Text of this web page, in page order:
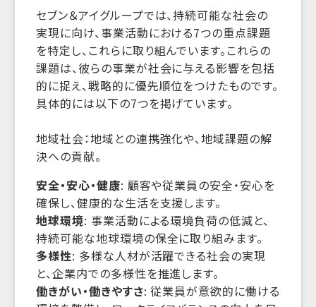
セブン＆アイグループでは、持続可能な社会の
実現に向け、事業活動における7つの重点課題
を特定し、これらに取り組んでいます。これらの
課題は、彼らの事業が社会に与える影響を包括
的に捉え、戦略的に優先順位をつけたものです。
具体的には以下の7つを掲げています。
地域社会：地域との連携強化や、地域課題の解
決への貢献。
安全・安心・健康: 顧客や従業員の安全・安心を
確保し、健康的な生活を支援します。
地球環境: 事業活動による環境負荷の低減と、
持続可能な地球環境の保全に取り組みます。
多様性: 多様な人材が活躍できる社会の実現
と、企業内での多様性を推進します。
働きがい・働きやすさ: 従業員が意欲的に働ける